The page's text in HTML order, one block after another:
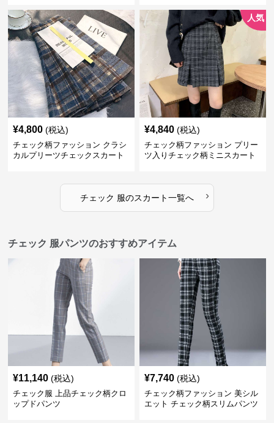
¥4,800 (税込)
チェック柄ファッション クラシ
カルプリーツチェックスカート
人気
¥4,840 (税込)
チェック柄ファッション プリー
ツ入りチェック柄ミニスカート
チェック 服のスカート一覧へ ›
チェック 服パンツのおすすめアイテム
¥11,140 (税込)
チェック服 上品チェック柄クロ
ップドパンツ
¥7,740 (税込)
チェック柄ファッション 美シル
エット チェック柄スリムパンツ